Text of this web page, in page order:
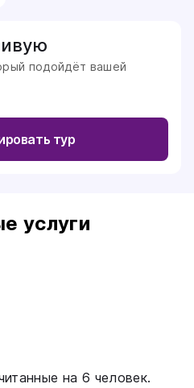
подойдёт вашей
тур
услуги
на 6 человек.